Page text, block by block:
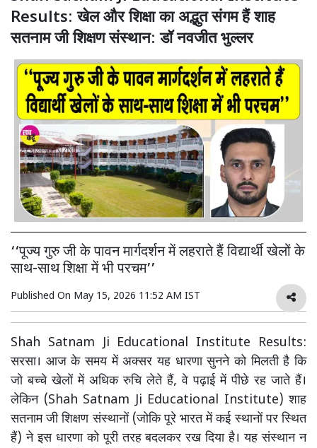
Results: खेल और शिक्षा का अद्भुत संगम हैं शाह
सतनाम जी शिक्षण संस्थान: डॉ नवजीत भुल्लर
‘‘पूज्य गुरु जी के पावन मार्गदर्शन में लहराते हैं विद्यार्थी खेलों के
साथ-साथ शिक्षा में भी परचम’’
Published On May 15, 2026 11:52 AM IST
Shah Satnam Ji Educational Institute Results:
सरसा। आज के समय में अक्सर यह धारणा सुनने को मिलती है कि
जो बच्चे खेलों में अधिक रुचि लेते हैं, वे पढ़ाई में पीछे रह जाते हैं।
लेकिन (Shah Satnam Ji Educational Institute) शाह
सतनाम जी शिक्षण संस्थानों (जोकि पूरे भारत में कई स्थानों पर स्थित
हैं) ने इस धारणा को पूरी तरह बदलकर रख दिया है। यह संस्थान न